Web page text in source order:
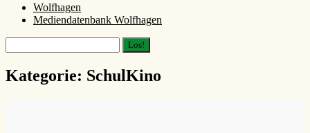
Wolfhagen
Mediendatenbank Wolfhagen
Kategorie: SchulKino